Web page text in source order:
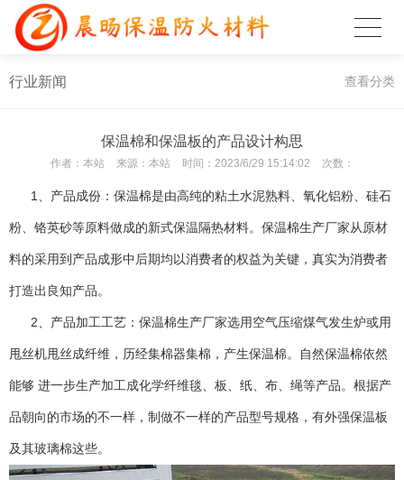
行业新闻 查看分类
保温棉和保温板的产品设计构思
作者： 本站 来源： 本站 时间： 2023/6/29 15:14:02 次数：
1、产品成份：保温棉是由高纯的粘土水泥熟料、氧化铝粉、硅石
粉、铬英砂等原料做成的新式保温隔热材料。保温棉生产厂家从原材
料的采用到产品成形中后期均以消费者的权益为关键，真实为消费者
打造出良知产品。
2、产品加工工艺：保温棉生产厂家选用空气压缩煤气发生炉或用
甩丝机甩丝成纤维，历经集棉器集棉，产生保温棉。自然保温棉依然
能够 进一步生产加工成化学纤维毯、板、纸、布、绳等产品。根据产
品朝向的市场的不一样，制做不一样的产品型号规格，有外强保温板
及其玻璃棉这些。